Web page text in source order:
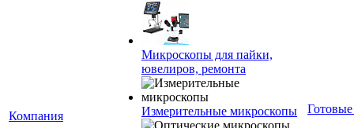
Компания
Микроскопы для пайки,
ювелиров, ремонта
Измерительные микроскопы